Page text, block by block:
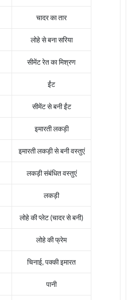
चादर का तार
लोहे से बना सरिया
सीमेंट रेत का मिश्रण
ईंट
सीमेंट से बनी ईंट
इमारती लकड़ी
इमारती लकड़ी से बनी वस्तुएं
लकड़ी संबंधित वस्तुएं
लकड़ी
लोहे की प्लेट (चादर से बनी)
लोहे की फ्रेम
चिनाई, पक्की इमारत
पानी